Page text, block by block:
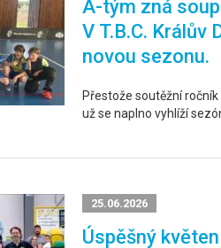
A-tým zná
V T.B.C. Králův
novou sezonu.
Přestože soutěžní ročník
už se naplno vyhlíží
25.06.2026
Úspěšný